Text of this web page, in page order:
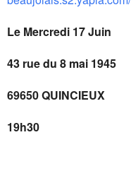
Le Mercredi 17 Juin
43 rue du 8 mai 1945
69650 QUINCIEUX
19h30